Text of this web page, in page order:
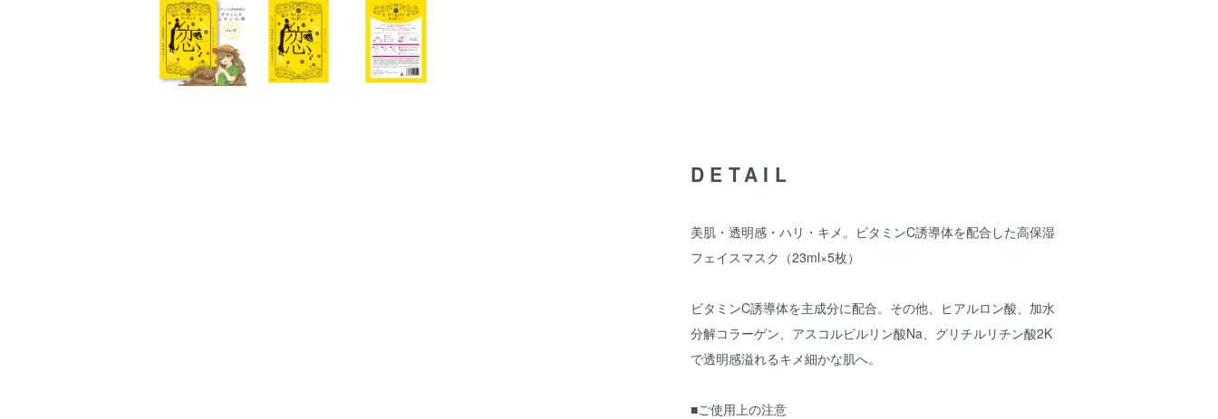
DETAIL
美肌・透明感・ハリ・キメ。ビタミンC誘導体を配合した高保湿
フェイスマスク（23ml×5枚）
ビタミンC誘導体を主成分に配合。その他、ヒアルロン酸、加水
分解コラーゲン、アスコルビルリン酸Na、グリチルリチン酸2K
で透明感溢れるキメ細かな肌へ。
■ご使用上の注意